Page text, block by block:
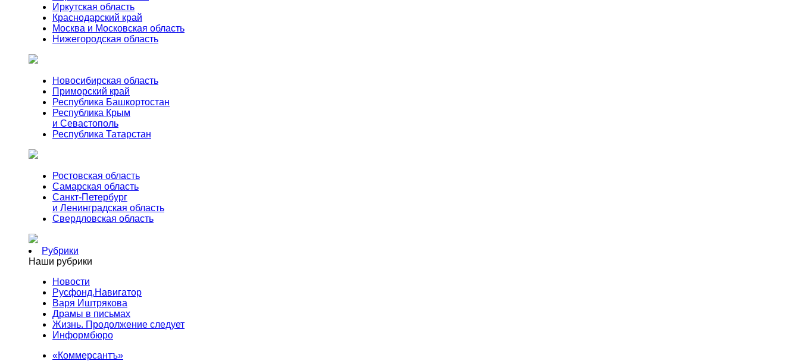
Иркутская область
Краснодарский край
Москва и Московская область
Нижегородская область
Новосибирская область
Приморский край
Республика Башкортостан
Республика Крым
и Севастополь
Республика Татарстан
Ростовская область
Самарская область
Санкт-Петербург
и Ленинградская область
Свердловская область
Рубрики
Наши рубрики
Новости
Русфонд.Навигатор
Варя Иштрякова
Драмы в письмах
Жизнь. Продолжение следует
Информбюро
«Коммерсантъ»